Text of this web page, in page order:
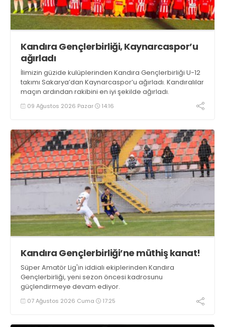
Kandıra Gençlerbirliği, Kaynarcaspor’u
ağırladı
İlimizin güzide kulüplerinden Kandıra Gençlerbirliği U-12
takımı Sakarya’dan Kaynarcaspor’u ağırladı. Kandıralılar
maçın ardından rakibini en iyi şekilde ağırladı.
09 Ağustos 2026 Pazar 14:16
Kandıra Gençlerbirliği’ne müthiş kanat!
Süper Amatör Lig'in iddialı ekiplerinden Kandıra
Gençlerbirliği, yeni sezon öncesi kadrosunu
güçlendirmeye devam ediyor.
07 Ağustos 2026 Cuma 17:25